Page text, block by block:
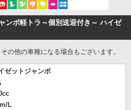
ンボ軽トラ～個別送迎付き～ ハイゼ
の他の車種になる場合もございます。
ゼットジャンボ
L